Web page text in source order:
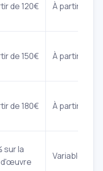
de 120€ À partir de
de 150€ À partir de
de 180€ À partir de
sur la
d'œuvre
Variable